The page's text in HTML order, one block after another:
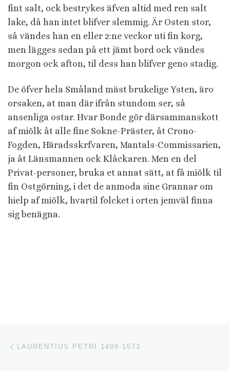
fint salt, ock bestrykes äfven altid med ren salt
lake, då han intet blifver slemmig. Är Osten stor,
så vändes han en eller 2:ne veckor uti fin korg,
men lägges sedan på ett jämt bord ock vändes
morgon ock afton, til dess han blifver geno stadig.
De öfver hela Småland mäst brukelige Ysten, äro
orsaken, at man där ifrån stundom ser, så
ansenliga ostar. Hvar Bonde gör därsammanskott
af miölk åt alle fine Sokne-Präster, åt Crono-
Fogden, Häradsskrfvaren, Mantals-Commissarien,
ja åt Länsmannen ock Klåckaren. Men en del
Privat-personer, bruka et annat sätt, at få miölk til
fin Ostgörning, i det de anmoda sine Grannar om
hielp af miölk, hvartil folcket i orten jemväl finna
sig benägna.
Inläggsnavigering
LAURENTIUS PETRI 1499-1573